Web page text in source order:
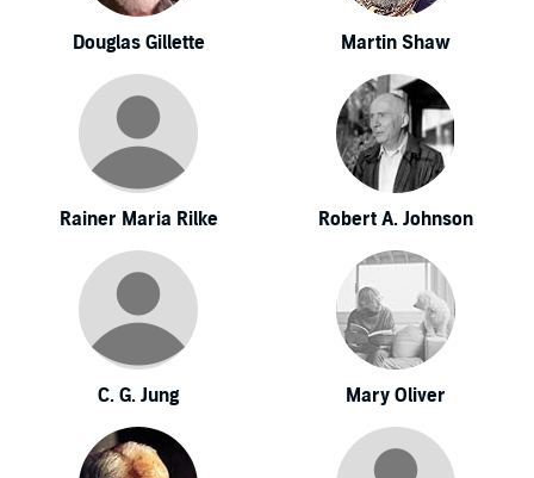
Douglas Gillette Martin Shaw
Rainer Maria Rilke Robert A. Johnson
C. G. Jung Mary Oliver